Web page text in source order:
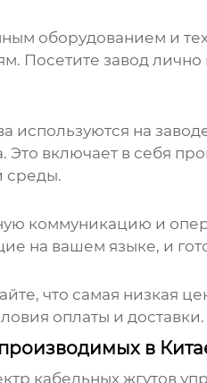
оборудованием и
Посетите заводлично
используются на
Это включает в себя
среды.
коммуникацию и
на вашем языке, и
что самая низкая
оплаты и доставки.
в
кабельных жгутов